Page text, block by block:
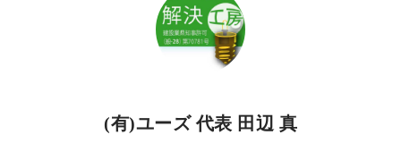
(有)ユーズ 代表 田辺 真